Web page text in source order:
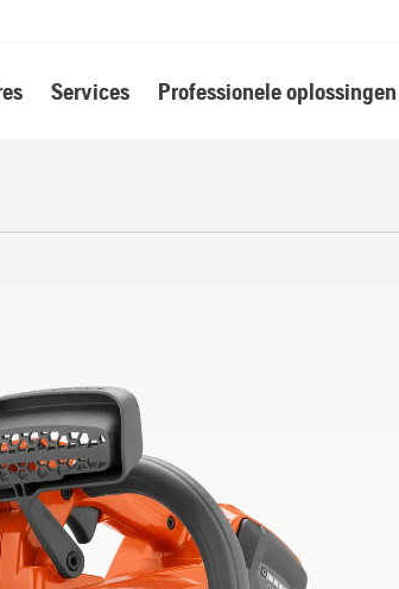
Services Professionele oplossingen